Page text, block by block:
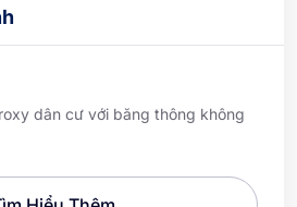
dân cư với băng thông không